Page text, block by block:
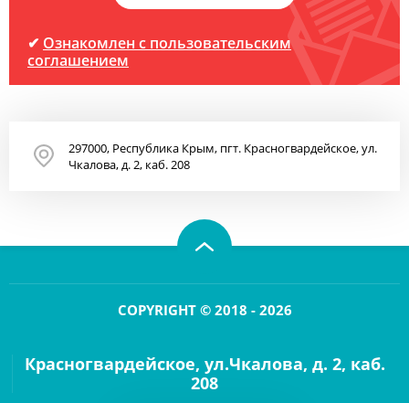
✔ Ознакомлен с пользовательским
соглашением
297000, Республика Крым, пгт. Красногвардейское, ул.
Чкалова, д. 2, каб. 208
COPYRIGHT © 2018 - 2026
Красногвардейское, ул.Чкалова, д. 2, каб.
208